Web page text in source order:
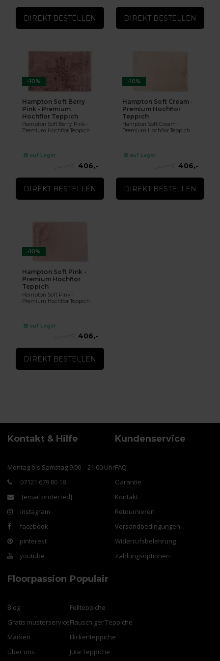
DIREKT BESTELLEN DIREKT BESTELLEN
-10%
Hampton Soft Berry
Pink - Premium
Hochflor Teppich
Hampton Soft Berry Pink -
Premium Hochflor Teppich
auf Lager
406,-
DIREKT BESTELLEN
-10%
Hampton Soft Cream -
Premium Hochflor
Teppich
Hampton Soft Cream -
Premium Hochflor Teppich
auf Lager
406,-
DIREKT BESTELLEN
-10%
Hampton Soft Pink -
Premium Hochflor
Teppich
Hampton Soft Pink -
Premium Hochflor Teppich
auf Lager
406,-
DIREKT BESTELLEN
Kontakt & Hilfe
Montag bis Samstag 9.00 – 21.00 Uhr
07121 679 80 18
[email protected]
instagram
facebook
pinterest
youtube
Kundenservice
FAQ
Garantie
Kontakt
Retournieren
Versandbedingungen
Widerrufsbelehrung
Zahlungsoptionen
Floorpassion
Blog
Gratis musterservice
Marken
Über uns
Populair
Fellteppiche
Flauschiger Teppiche
Flickenteppiche
Jute Teppiche